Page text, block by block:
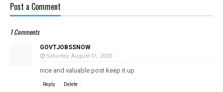
Post a Comment
1 Comments
GOVTJOBSSNOW
Saturday, August 01, 2020
nice and valuable post keep it up
Reply Delete